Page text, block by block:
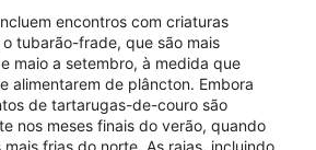
encontros com criaturas
tubarão-frade, que são mais
maio a setembro, à medida que
alimentarem de plâncton. Embora
de tartarugas-de-couro são
nos meses finais do verão, quando
conteúdo
da publicidade
do conteúdo